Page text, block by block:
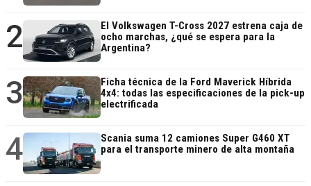
2
El Volkswagen T-Cross 2027 estrena caja de
ocho marchas, ¿qué se espera para la
Argentina?
3
Ficha técnica de la Ford Maverick Híbrida
4x4: todas las especificaciones de la pick-up
electrificada
4
Scania suma 12 camiones Super G460 XT
para el transporte minero de alta montaña